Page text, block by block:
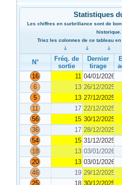
Statistiques
Les chiffres en surbrillance sont de
historique.
Triez les colonnes de ce tableau
N°
Fréq. de
sortie
Dernier
tirage
16
11 04/01/2026
6
13 26/12/2025
5
13 27/12/2025
11
17 22/12/2025
56
15 30/12/2025
36
17 28/12/2025
54
15 31/12/2025
18
13 03/01/2026
20
13 03/01/2026
46
19 29/12/2025
25
18 30/12/2025